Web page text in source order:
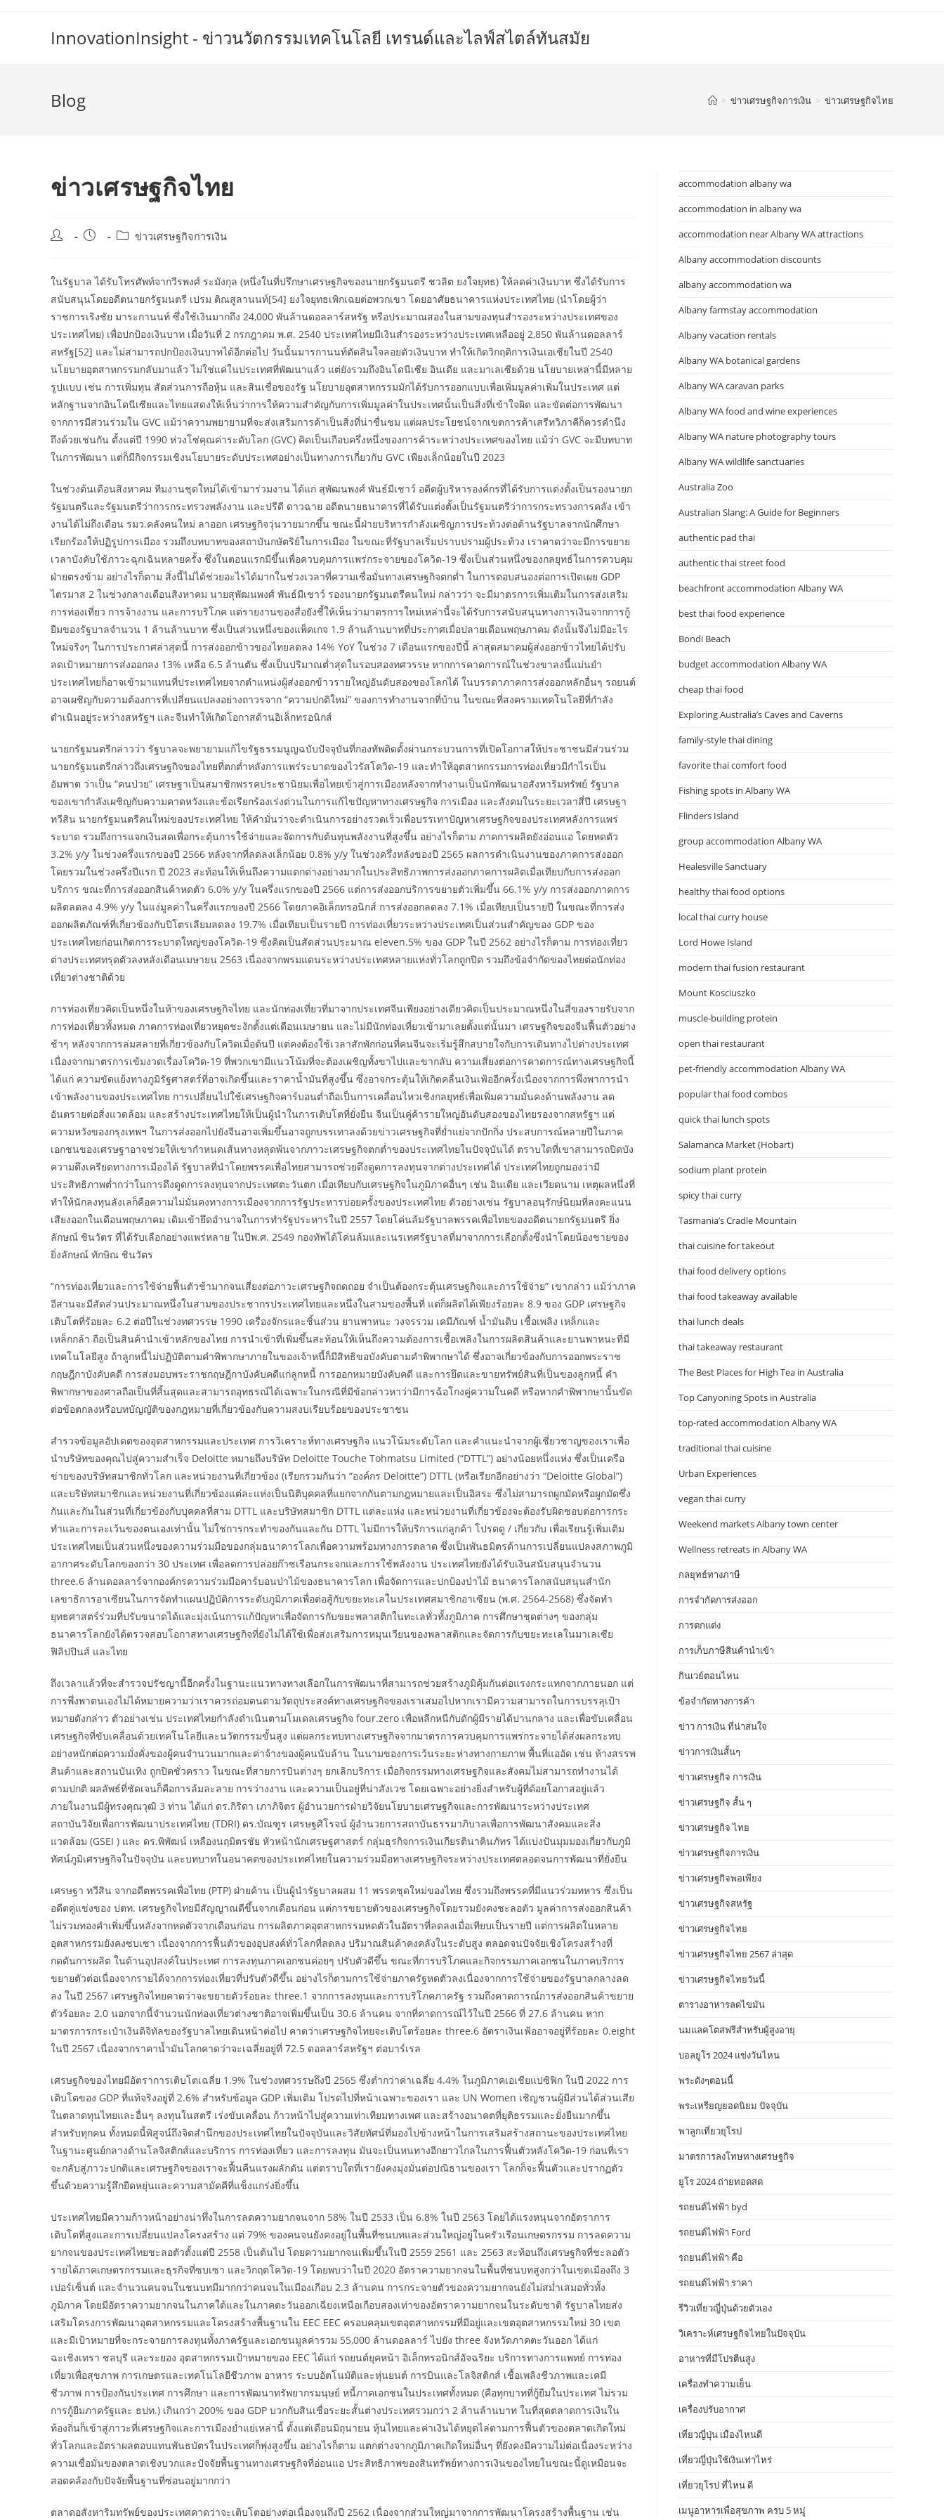
InnovationInsight - ข่าวนวัตกรรมเทคโนโลยี เทรนด์และไลฟ์สไตล์ทันสมัย
Blog > ข่าวเศรษฐกิจการเงิน > ข่าวเศรษฐกิจไทย
ข่าวเศรษฐกิจไทย
Post
Post
Postข่าวเศรษฐกิจการเงิน
ในรัฐบาล ได้รับโทรศัพท์จากวีรพงศ์ ระมังกุล (หนึ่งในที่ปรึกษาเศรษฐกิจของนายกรัฐมนตรี ชวลิต ยงใจยุทธ) ให้ลดค่าเงินบาท ซึ่งได้รับการ
สนับสนุนโดยอดีตนายกรัฐมนตรี เปรม ติณสูลานนท์[54] ยงใจยุทธเพิกเฉยต่อพวกเขา โดยอาศัยธนาคารแห่งประเทศไทย (นำโดยผู้ว่า
ราชการเริงชัย มาระกานนท์ ซึ่งใช้เงินมากถึง 24,000 พันล้านดอลลาร์สหรัฐ หรือประมาณสองในสามของทุนสำรองระหว่างประเทศของ
ประเทศไทย) เพื่อปกป้องเงินบาท เมื่อวันที่ 2 กรกฎาคม พ.ศ. 2540 ประเทศไทยมีเงินสำรองระหว่างประเทศเหลืออยู่ 2,850 พันล้านดอลลาร์
สหรัฐ[52] และไม่สามารถปกป้องเงินบาทได้อีกต่อไป วันนั้นมารกานนท์ตัดสินใจลอยตัวเงินบาท ทำให้เกิดวิกฤติการเงินเอเชียในปี 2540
นโยบายอุตสาหกรรมกลับมาแล้ว ไม่ใช่แค่ในประเทศที่พัฒนาแล้ว แต่ยังรวมถึงอินโดนีเซีย อินเดีย และมาเลเซียด้วย นโยบายเหล่านี้มีหลาย
รูปแบบ เช่น การเพิ่มทุน สัดส่วนการถือหุ้น และสินเชื่อของรัฐ นโยบายอุตสาหกรรมมักได้รับการออกแบบเพื่อเพิ่มมูลค่าเพิ่มในประเทศ แต่
หลักฐานจากอินโดนีเซียและไทยแสดงให้เห็นว่าการให้ความสำคัญกับการเพิ่มมูลค่าในประเทศนั้นเป็นสิ่งที่เข้าใจผิด และขัดต่อการพัฒนา
จากการมีส่วนร่วมใน GVC แม้ว่าความพยายามที่จะส่งเสริมการค้าเป็นสิ่งที่น่าชื่นชม แต่ผลประโยชน์จากเขตการค้าเสรีทวิภาคีก็ควรคำนึง
ถึงด้วยเช่นกัน ตั้งแต่ปี 1990 ห่วงโซ่คุณค่าระดับโลก (GVC) คิดเป็นเกือบครึ่งหนึ่งของการค้าระหว่างประเทศของไทย แม้ว่า GVC จะมีบทบาท
ในการพัฒนา แต่ก็มีกิจกรรมเชิงนโยบายระดับประเทศอย่างเป็นทางการเกี่ยวกับ GVC เพียงเล็กน้อยในปี 2023
ในช่วงต้นเดือนสิงหาคม ทีมงานชุดใหม่ได้เข้ามาร่วมงาน ได้แก่ สุพัฒนพงศ์ พันธ์มีเชาว์ อดีตผู้บริหารองค์กรที่ได้รับการแต่งตั้งเป็นรองนายก
รัฐมนตรีและรัฐมนตรีว่าการกระทรวงพลังงาน และปรีดี ดาวฉาย อดีตนายธนาคารที่ได้รับแต่งตั้งเป็นรัฐมนตรีว่าการกระทรวงการคลัง เข้า
งานได้ไม่ถึงเดือน รมว.คลังคนใหม่ ลาออก เศรษฐกิจวุ่นวายมากขึ้น ขณะนี้ฝ่ายบริหารกำลังเผชิญการประท้วงต่อต้านรัฐบาลจากนักศึกษา
เรียกร้องให้ปฏิรูปการเมือง รวมถึงบทบาทของสถาบันกษัตริย์ในการเมือง ในขณะที่รัฐบาลเริ่มปราบปรามผู้ประท้วง เราคาดว่าจะมีการขยาย
เวลาบังคับใช้ภาวะฉุกเฉินหลายครั้ง ซึ่งในตอนแรกมีขึ้นเพื่อควบคุมการแพร่กระจายของโควิด-19 ซึ่งเป็นส่วนหนึ่งของกลยุทธ์ในการควบคุม
ฝ่ายตรงข้าม อย่างไรก็ตาม สิ่งนี้ไม่ได้ช่วยอะไรได้มากในช่วงเวลาที่ความเชื่อมั่นทางเศรษฐกิจตกต่ำ ในการตอบสนองต่อการเปิดเผย GDP
ไตรมาส 2 ในช่วงกลางเดือนสิงหาคม นายสุพัฒนพงศ์ พันธ์มีเชาว์ รองนายกรัฐมนตรีคนใหม่ กล่าวว่า จะมีมาตรการเพิ่มเติมในการส่งเสริม
การท่องเที่ยว การจ้างงาน และการบริโภค แต่รายงานของสื่อยังชี้ให้เห็นว่ามาตรการใหม่เหล่านี้จะได้รับการสนับสนุนทางการเงินจากการกู้
ยืมของรัฐบาลจำนวน 1 ล้านล้านบาท ซึ่งเป็นส่วนหนึ่งของแพ็คเกจ 1.9 ล้านล้านบาทที่ประกาศเมื่อปลายเดือนพฤษภาคม ดังนั้นจึงไม่มีอะไร
ใหม่จริงๆ ในการประกาศล่าสุดนี้ การส่งออกข้าวของไทยลดลง 14% YoY ในช่วง 7 เดือนแรกของปีนี้ ล่าสุดสมาคมผู้ส่งออกข้าวไทยได้ปรับ
ลดเป้าหมายการส่งออกลง 13% เหลือ 6.5 ล้านตัน ซึ่งเป็นปริมาณต่ำสุดในรอบสองทศวรรษ หากการคาดการณ์ในช่วงขาลงนี้แม่นยำ
ประเทศไทยก็อาจเข้ามาแทนที่ประเทศไทยจากตำแหน่งผู้ส่งออกข้าวรายใหญ่อันดับสองของโลกได้ ในบรรดาภาคการส่งออกหลักอื่นๆ รถยนต์
อาจเผชิญกับความต้องการที่เปลี่ยนแปลงอย่างถาวรจาก “ความปกติใหม่” ของการทำงานจากที่บ้าน ในขณะที่สงครามเทคโนโลยีที่กำลัง
ดำเนินอยู่ระหว่างสหรัฐฯ และจีนทำให้เกิดโอกาสด้านอิเล็กทรอนิกส์
นายกรัฐมนตรีกล่าวว่า รัฐบาลจะพยายามแก้ไขรัฐธรรมนูญฉบับปัจจุบันที่กองทัพติดตั้งผ่านกระบวนการที่เปิดโอกาสให้ประชาชนมีส่วนร่วม
นายกรัฐมนตรีกล่าวถึงเศรษฐกิจของไทยที่ตกต่ำหลังการแพร่ระบาดของไวรัสโควิด-19 และทำให้อุตสาหกรรมการท่องเที่ยวมีกำไรเป็น
อัมพาต ว่าเป็น “คนป่วย” เศรษฐาเป็นสมาชิกพรรคประชานิยมเพื่อไทยเข้าสู่การเมืองหลังจากทำงานเป็นนักพัฒนาอสังหาริมทรัพย์ รัฐบาล
ของเขากำลังเผชิญกับความคาดหวังและข้อเรียกร้องเร่งด่วนในการแก้ไขปัญหาทางเศรษฐกิจ การเมือง และสังคมในระยะเวลาสี่ปี เศรษฐา
ทวีสิน นายกรัฐมนตรีคนใหม่ของประเทศไทย ให้คำมั่นว่าจะดำเนินการอย่างรวดเร็วเพื่อบรรเทาปัญหาเศรษฐกิจของประเทศหลังการแพร่
ระบาด รวมถึงการแจกเงินสดเพื่อกระตุ้นการใช้จ่ายและจัดการกับต้นทุนพลังงานที่สูงขึ้น อย่างไรก็ตาม ภาคการผลิตยังอ่อนแอ โดยหดตัว
3.2% y/y ในช่วงครึ่งแรกของปี 2566 หลังจากที่ลดลงเล็กน้อย 0.8% y/y ในช่วงครึ่งหลังของปี 2565 ผลการดำเนินงานของภาคการส่งออก
โดยรวมในช่วงครึ่งปีแรก ปี 2023 สะท้อนให้เห็นถึงความแตกต่างอย่างมากในประสิทธิภาพการส่งออกภาคการผลิตเมื่อเทียบกับการส่งออก
บริการ ขณะที่การส่งออกสินค้าหดตัว 6.0% y/y ในครึ่งแรกของปี 2566 แต่การส่งออกบริการขยายตัวเพิ่มขึ้น 66.1% y/y การส่งออกภาคการ
ผลิตลดลง 4.9% y/y ในแง่มูลค่าในครึ่งแรกของปี 2566 โดยภาคอิเล็กทรอนิกส์ การส่งออกลดลง 7.1% เมื่อเทียบเป็นรายปี ในขณะที่การส่ง
ออกผลิตภัณฑ์ที่เกี่ยวข้องกับปิโตรเลียมลดลง 19.7% เมื่อเทียบเป็นรายปี การท่องเที่ยวระหว่างประเทศเป็นส่วนสำคัญของ GDP ของ
ประเทศไทยก่อนเกิดการระบาดใหญ่ของโควิด-19 ซึ่งคิดเป็นสัดส่วนประมาณ eleven.5% ของ GDP ในปี 2562 อย่างไรก็ตาม การท่องเที่ยว
ต่างประเทศทรุดตัวลงหลังเดือนเมษายน 2563 เนื่องจากพรมแดนระหว่างประเทศหลายแห่งทั่วโลกถูกปิด รวมถึงข้อจำกัดของไทยต่อนักท่อง
เที่ยวต่างชาติด้วย
การท่องเที่ยวคิดเป็นหนึ่งในห้าของเศรษฐกิจไทย และนักท่องเที่ยวที่มาจากประเทศจีนเพียงอย่างเดียวคิดเป็นประมาณหนึ่งในสี่ของรายรับจาก
การท่องเที่ยวทั้งหมด ภาคการท่องเที่ยวหยุดชะงักตั้งแต่เดือนเมษายน และไม่มีนักท่องเที่ยวเข้ามาเลยตั้งแต่นั้นมา เศรษฐกิจของจีนฟื้นตัวอย่าง
ช้าๆ หลังจากการล่มสลายที่เกี่ยวข้องกับโควิดเมื่อต้นปี แต่คงต้องใช้เวลาสักพักก่อนที่คนจีนจะเริ่มรู้สึกสบายใจกับการเดินทางไปต่างประเทศ
เนื่องจากมาตรการเข้มงวดเรื่องโควิด-19 ที่พวกเขามีแนวโน้มที่จะต้องเผชิญทั้งขาไปและขากลับ ความเสี่ยงต่อการคาดการณ์ทางเศรษฐกิจนี้
ได้แก่ ความขัดแย้งทางภูมิรัฐศาสตร์ที่อาจเกิดขึ้นและราคาน้ำมันที่สูงขึ้น ซึ่งอาจกระตุ้นให้เกิดคลื่นเงินเฟ้ออีกครั้งเนื่องจากการพึ่งพาการนำ
เข้าพลังงานของประเทศไทย การเปลี่ยนไปใช้เศรษฐกิจคาร์บอนต่ำถือเป็นการเคลื่อนไหวเชิงกลยุทธ์เพื่อเพิ่มความมั่นคงด้านพลังงาน ลด
อันตรายต่อสิ่งแวดล้อม และสร้างประเทศไทยให้เป็นผู้นำในการเติบโตที่ยั่งยืน จีนเป็นคู่ค้ารายใหญ่อันดับสองของไทยรองจากสหรัฐฯ แต่
ความหวังของกรุงเทพฯ ในการส่งออกไปยังจีนอาจเพิ่มขึ้นอาจถูกบรรเทาลงด้วยข่าวเศรษฐกิจที่ย่ำแย่จากปักกิ่ง ประสบการณ์หลายปีในภาค
เอกชนของเศรษฐาอาจช่วยให้เขากำหนดเส้นทางหลุดพ้นจากภาวะเศรษฐกิจตกต่ำของประเทศไทยในปัจจุบันได้ ตราบใดที่เขาสามารถปิดบัง
ความตึงเครียดทางการเมืองได้ รัฐบาลที่นำโดยพรรคเพื่อไทยสามารถช่วยดึงดูดการลงทุนจากต่างประเทศได้ ประเทศไทยถูกมองว่ามี
ประสิทธิภาพต่ำกว่าในการดึงดูดการลงทุนจากประเทศตะวันตก เมื่อเทียบกับเศรษฐกิจในภูมิภาคอื่นๆ เช่น อินเดีย และเวียดนาม เหตุผลหนึ่งที่
ทำให้นักลงทุนลังเลก็คือความไม่มั่นคงทางการเมืองจากการรัฐประหารบ่อยครั้งของประเทศไทย ตัวอย่างเช่น รัฐบาลอนุรักษ์นิยมที่ลงคะแนน
เสียงออกในเดือนพฤษภาคม เดิมเข้ายึดอำนาจในการทำรัฐประหารในปี 2557 โดยโค่นล้มรัฐบาลพรรคเพื่อไทยของอดีตนายกรัฐมนตรี ยิ่ง
ลักษณ์ ชินวัตร ที่ได้รับเลือกอย่างแพร่หลาย ในปีพ.ศ. 2549 กองทัพได้โค่นล้มและเนรเทศรัฐบาลที่มาจากการเลือกตั้งซึ่งนำโดยน้องชายของ
ยิ่งลักษณ์ ทักษิณ ชินวัตร
“การท่องเที่ยวและการใช้จ่ายฟื้นตัวช้ามากจนเสี่ยงต่อภาวะเศรษฐกิจถดถอย จำเป็นต้องกระตุ้นเศรษฐกิจและการใช้จ่าย” เขากล่าว แม้ว่าภาค
อีสานจะมีสัดส่วนประมาณหนึ่งในสามของประชากรประเทศไทยและหนึ่งในสามของพื้นที่ แต่ก็ผลิตได้เพียงร้อยละ 8.9 ของ GDP เศรษฐกิจ
เติบโตที่ร้อยละ 6.2 ต่อปีในช่วงทศวรรษ 1990 เครื่องจักรและชิ้นส่วน ยานพาหนะ วงจรรวม เคมีภัณฑ์ น้ำมันดิบ เชื้อเพลิง เหล็กและ
เหล็กกล้า ถือเป็นสินค้านำเข้าหลักของไทย การนำเข้าที่เพิ่มขึ้นสะท้อนให้เห็นถึงความต้องการเชื้อเพลิงในการผลิตสินค้าและยานพาหนะที่มี
เทคโนโลยีสูง ถ้าลูกหนี้ไม่ปฏิบัติตามคำพิพากษาภายในของเจ้าหนี้ก็มีสิทธิขอบังคับตามคำพิพากษาได้ ซึ่งอาจเกี่ยวข้องกับการออกพระราช
กฤษฎีกาบังคับคดี การส่งมอบพระราชกฤษฎีกาบังคับคดีแก่ลูกหนี้ การออกหมายบังคับคดี และการยึดและขายทรัพย์สินที่เป็นของลูกหนี้ คำ
พิพากษาของศาลถือเป็นที่สิ้นสุดและสามารถอุทธรณ์ได้เฉพาะในกรณีที่มีข้อกล่าวหาว่ามีการฉ้อโกงคู่ความในคดี หรือหากคำพิพากษานั้นขัด
ต่อข้อตกลงหรือบทบัญญัติของกฎหมายที่เกี่ยวข้องกับความสงบเรียบร้อยของประชาชน
สำรวจข้อมูลอัปเดตของอุตสาหกรรมและประเทศ การวิเคราะห์ทางเศรษฐกิจ แนวโน้มระดับโลก และคำแนะนำจากผู้เชี่ยวชาญของเราเพื่อ
นำบริษัทของคุณไปสู่ความสำเร็จ Deloitte หมายถึงบริษัท Deloitte Touche Tohmatsu Limited (“DTTL”) อย่างน้อยหนึ่งแห่ง ซึ่งเป็นเครือ
ข่ายของบริษัทสมาชิกทั่วโลก และหน่วยงานที่เกี่ยวข้อง (เรียกรวมกันว่า “องค์กร Deloitte”) DTTL (หรือเรียกอีกอย่างว่า “Deloitte Global”)
และบริษัทสมาชิกและหน่วยงานที่เกี่ยวข้องแต่ละแห่งเป็นนิติบุคคลที่แยกจากกันตามกฎหมายและเป็นอิสระ ซึ่งไม่สามารถผูกมัดหรือผูกมัดซึ่ง
กันและกันในส่วนที่เกี่ยวข้องกับบุคคลที่สาม DTTL และบริษัทสมาชิก DTTL แต่ละแห่ง และหน่วยงานที่เกี่ยวข้องจะต้องรับผิดชอบต่อการกระ
ทำและการละเว้นของตนเองเท่านั้น ไม่ใช่การกระทำของกันและกัน DTTL ไม่มีการให้บริการแก่ลูกค้า โปรดดู / เกี่ยวกับ เพื่อเรียนรู้เพิ่มเติม
ประเทศไทยเป็นส่วนหนึ่งของความร่วมมือของกลุ่มธนาคารโลกเพื่อความพร้อมทางการตลาด ซึ่งเป็นพันธมิตรด้านการเปลี่ยนแปลงสภาพภูมิ
อากาศระดับโลกของกว่า 30 ประเทศ เพื่อลดการปล่อยก๊าซเรือนกระจกและการใช้พลังงาน ประเทศไทยยังได้รับเงินสนับสนุนจำนวน
three.6 ล้านดอลลาร์จากองค์กรความร่วมมือคาร์บอนป่าไม้ของธนาคารโลก เพื่อจัดการและปกป้องป่าไม้ ธนาคารโลกสนับสนุนสำนัก
เลขาธิการอาเซียนในการจัดทำแผนปฏิบัติการระดับภูมิภาคเพื่อต่อสู้กับขยะทะเลในประเทศสมาชิกอาเซียน (พ.ศ. 2564-2568) ซึ่งจัดทำ
ยุทธศาสตร์ร่วมที่ปรับขนาดได้และมุ่งเน้นการแก้ปัญหาเพื่อจัดการกับขยะพลาสติกในทะเลทั่วทั้งภูมิภาค การศึกษาชุดต่างๆ ของกลุ่ม
ธนาคารโลกยังได้ตรวจสอบโอกาสทางเศรษฐกิจที่ยังไม่ได้ใช้เพื่อส่งเสริมการหมุนเวียนของพลาสติกและจัดการกับขยะทะเลในมาเลเซีย
ฟิลิปปินส์ และไทย
ถึงเวลาแล้วที่จะสำรวจปรัชญานี้อีกครั้งในฐานะแนวทางทางเลือกในการพัฒนาที่สามารถช่วยสร้างภูมิคุ้มกันต่อแรงกระแทกจากภายนอก แต่
การพึ่งพาตนเองไม่ได้หมายความว่าเราควรถ่อมตนตามวัตถุประสงค์ทางเศรษฐกิจของเราเสมอไปหากเรามีความสามารถในการบรรลุเป้า
หมายดังกล่าว ตัวอย่างเช่น ประเทศไทยกำลังดำเนินตามโมเดลเศรษฐกิจ four.zero เพื่อหลีกหนีกับดักผู้มีรายได้ปานกลาง และเพื่อขับเคลื่อน
เศรษฐกิจที่ขับเคลื่อนด้วยเทคโนโลยีและนวัตกรรมขั้นสูง แต่ผลกระทบทางเศรษฐกิจจากมาตรการควบคุมการแพร่กระจายได้ส่งผลกระทบ
อย่างหนักต่อความมั่งคั่งของผู้คนจำนวนมากและค่าจ้างของผู้คนนับล้าน ในนามของการเว้นระยะห่างทางกายภาพ พื้นที่แออัด เช่น ห้างสรรพ
สินค้าและสถานบันเทิง ถูกปิดชั่วคราว ในขณะที่สายการบินต่างๆ ยกเลิกบริการ เมื่อกิจกรรมทางเศรษฐกิจและสังคมไม่สามารถทำงานได้
ตามปกติ ผลลัพธ์ที่ชัดเจนก็คือการล้มละลาย การว่างงาน และความเป็นอยู่ที่น่าสังเวช โดยเฉพาะอย่างยิ่งสำหรับผู้ที่ด้อยโอกาสอยู่แล้ว
ภายในงานมีผู้ทรงคุณวุฒิ 3 ท่าน ได้แก่ ดร.กิริดา เภาภิจิตร ผู้อำนวยการฝ่ายวิจัยนโยบายเศรษฐกิจและการพัฒนาระหว่างประเทศ
สถาบันวิจัยเพื่อการพัฒนาประเทศไทย (TDRI) ดร.บัณฑูร เศรษฐศิโรจน์ ผู้อำนวยการสถาบันธรรมาภิบาลเพื่อการพัฒนาสังคมและสิ่ง
แวดล้อม (GSEI ) และ ดร.พิพัฒน์ เหลืองนฤมิตรชัย หัวหน้านักเศรษฐศาสตร์ กลุ่มธุรกิจการเงินเกียรตินาคินภัทร ได้แบ่งปันมุมมองเกี่ยวกับภูมิ
ทัศน์ภูมิเศรษฐกิจในปัจจุบัน และบทบาทในอนาคตของประเทศไทยในความร่วมมือทางเศรษฐกิจระหว่างประเทศตลอดจนการพัฒนาที่ยั่งยืน
เศรษฐา ทวีสิน จากอดีตพรรคเพื่อไทย (PTP) ฝ่ายค้าน เป็นผู้นำรัฐบาลผสม 11 พรรคชุดใหม่ของไทย ซึ่งรวมถึงพรรคที่มีแนวร่วมทหาร ซึ่งเป็น
อดีตคู่แข่งของ ปตท. เศรษฐกิจไทยมีสัญญาณดีขึ้นจากเดือนก่อน แต่การขยายตัวของเศรษฐกิจโดยรวมยังคงชะลอตัว มูลค่าการส่งออกสินค้า
ไม่รวมทองคำเพิ่มขึ้นหลังจากหดตัวจากเดือนก่อน การผลิตภาคอุตสาหกรรมหดตัวในอัตราที่ลดลงเมื่อเทียบเป็นรายปี แต่การผลิตในหลาย
อุตสาหกรรมยังคงซบเซา เนื่องจากการฟื้นตัวของอุปสงค์ทั่วโลกที่ลดลง ปริมาณสินค้าคงคลังในระดับสูง ตลอดจนปัจจัยเชิงโครงสร้างที่
กดดันการผลิต ในด้านอุปสงค์ในประเทศ การลงทุนภาคเอกชนค่อยๆ ปรับตัวดีขึ้น ขณะที่การบริโภคและกิจกรรมภาคเอกชนในภาคบริการ
ขยายตัวต่อเนื่องจากรายได้จากการท่องเที่ยวที่ปรับตัวดีขึ้น อย่างไรก็ตามการใช้จ่ายภาครัฐหดตัวลงเนื่องจากการใช้จ่ายของรัฐบาลกลางลด
ลง ในปี 2567 เศรษฐกิจไทยคาดว่าจะขยายตัวร้อยละ three.1 จากการลงทุนและการบริโภคภาครัฐ รวมถึงคาดการณ์การส่งออกสินค้าขยาย
ตัวร้อยละ 2.0 นอกจากนี้จำนวนนักท่องเที่ยวต่างชาติอาจเพิ่มขึ้นเป็น 30.6 ล้านคน จากที่คาดการณ์ไว้ในปี 2566 ที่ 27.6 ล้านคน หาก
มาตรการกระเป๋าเงินดิจิทัลของรัฐบาลไทยเดินหน้าต่อไป คาดว่าเศรษฐกิจไทยจะเติบโตร้อยละ three.6 อัตราเงินเฟ้ออาจอยู่ที่ร้อยละ 0.eight
ในปี 2567 เนื่องจากราคาน้ำมันโลกคาดว่าจะเฉลี่ยอยู่ที่ 72.5 ดอลลาร์สหรัฐฯ ต่อบาร์เรล
เศรษฐกิจของไทยมีอัตราการเติบโตเฉลี่ย 1.9% ในช่วงทศวรรษถึงปี 2565 ซึ่งต่ำกว่าค่าเฉลี่ย 4.4% ในภูมิภาคเอเชียแปซิฟิก ในปี 2022 การ
เติบโตของ GDP ที่แท้จริงอยู่ที่ 2.6% สำหรับข้อมูล GDP เพิ่มเติม โปรดไปที่หน้าเฉพาะของเรา และ UN Women เชิญชวนผู้มีส่วนได้ส่วนเสีย
ในตลาดทุนไทยและอื่นๆ ลงทุนในสตรี เร่งขับเคลื่อน ก้าวหน้าไปสู่ความเท่าเทียมทางเพศ และสร้างอนาคตที่ยุติธรรมและยั่งยืนมากขึ้น
สำหรับทุกคน ทั้งหมดนี้พิสูจน์ถึงจิตสำนึกของประเทศไทยในปัจจุบันและวิสัยทัศน์ที่มองไปข้างหน้าในการเสริมสร้างสถานะของประเทศไทย
ในฐานะศูนย์กลางด้านโลจิสติกส์และบริการ การท่องเที่ยว และการลงทุน มันจะเป็นหนทางอีกยาวไกลในการฟื้นตัวหลังโควิด-19 ก่อนที่เรา
จะกลับสู่ภาวะปกติและเศรษฐกิจของเราจะฟื้นคืนแรงผลักดัน แต่ตราบใดที่เรายังคงมุ่งมั่นต่อปณิธานของเรา โลกก็จะฟื้นตัวและปรากฏตัว
ขึ้นด้วยความรู้สึกยืดหยุ่นและความสามัคคีที่แข็งแกร่งยิ่งขึ้น
ประเทศไทยมีความก้าวหน้าอย่างน่าทึ่งในการลดความยากจนจาก 58% ในปี 2533 เป็น 6.8% ในปี 2563 โดยได้แรงหนุนจากอัตราการ
เติบโตที่สูงและการเปลี่ยนแปลงโครงสร้าง แต่ 79% ของคนจนยังคงอยู่ในพื้นที่ชนบทและส่วนใหญ่อยู่ในครัวเรือนเกษตรกรรม การลดความ
ยากจนของประเทศไทยชะลอตัวตั้งแต่ปี 2558 เป็นต้นไป โดยความยากจนเพิ่มขึ้นในปี 2559 2561 และ 2563 สะท้อนถึงเศรษฐกิจที่ชะลอตัว
รายได้ภาคเกษตรกรรมและธุรกิจที่ซบเซา และวิกฤตโควิด-19 โดยพบว่าในปี 2020 อัตราความยากจนในพื้นที่ชนบทสูงกว่าในเขตเมืองถึง 3
เปอร์เซ็นต์ และจำนวนคนจนในชนบทมีมากกว่าคนจนในเมืองเกือบ 2.3 ล้านคน การกระจายตัวของความยากจนยังไม่สม่ำเสมอทั่วทั้ง
ภูมิภาค โดยมีอัตราความยากจนในภาคใต้และในภาคตะวันออกเฉียงเหนือเกือบสองเท่าของอัตราความยากจนในระดับชาติ รัฐบาลไทยส่ง
เสริมโครงการพัฒนาอุตสาหกรรมและโครงสร้างพื้นฐานใน EEC EEC ครอบคลุมเขตอุตสาหกรรมที่มีอยู่และเขตอุตสาหกรรมใหม่ 30 เขต
และมีเป้าหมายที่จะกระจายการลงทุนทั้งภาครัฐและเอกชนมูลค่ารวม 55,000 ล้านดอลลาร์ ไปยัง three จังหวัดภาคตะวันออก ได้แก่
ฉะเชิงเทรา ชลบุรี และระยอง อุตสาหกรรมเป้าหมายของ EEC ได้แก่ รถยนต์ยุคหน้า อิเล็กทรอนิกส์อัจฉริยะ บริการทางการแพทย์ การท่อง
เที่ยวเพื่อสุขภาพ การเกษตรและเทคโนโลยีชีวภาพ อาหาร ระบบอัตโนมัติและหุ่นยนต์ การบินและโลจิสติกส์ เชื้อเพลิงชีวภาพและเคมี
ชีวภาพ การป้องกันประเทศ การศึกษา และการพัฒนาทรัพยากรมนุษย์ หนี้ภาคเอกชนในประเทศทั้งหมด (คือทุกบาทที่กู้ยืมในประเทศ ไม่รวม
การกู้ยืมภาครัฐและ ธปท.) เกินกว่า 200% ของ GDP บวกกับสินเชื่อระยะสั้นต่างประเทศรวมกว่า 2 ล้านล้านบาท ในที่สุดตลาดการเงินใน
ท้องถิ่นก็เข้าสู่ภาวะที่เศรษฐกิจและการเมืองย่ำแย่เหล่านี้ ตั้งแต่เดือนมิถุนายน หุ้นไทยและค่าเงินได้หยุดไล่ตามการฟื้นตัวของตลาดเกิดใหม่
ทั่วโลกและอัตราผลตอบแทนพันธบัตรในประเทศก็พุ่งสูงขึ้น อย่างไรก็ตาม แตกต่างจากภูมิภาคเกิดใหม่อื่นๆ ที่ยังคงมีความไม่ต่อเนื่องระหว่าง
ความเชื่อมั่นของตลาดเชิงบวกและปัจจัยพื้นฐานทางเศรษฐกิจที่อ่อนแอ ประสิทธิภาพของสินทรัพย์ทางการเงินของไทยในขณะนี้ดูเหมือนจะ
สอดคล้องกับปัจจัยพื้นฐานที่ซ่อนอยู่มากกว่า
ตลาดอสังหาริมทรัพย์ของประเทศคาดว่าจะเติบโตอย่างต่อเนื่องจนถึงปี 2562 เนื่องจากส่วนใหญ่มาจากการพัฒนาโครงสร้างพื้นฐาน เช่น
accommodation albany wa
accommodation in albany wa
accommodation near Albany WA attractions
Albany accommodation discounts
albany accommodation wa
Albany farmstay accommodation
Albany vacation rentals
Albany WA botanical gardens
Albany WA caravan parks
Albany WA food and wine experiences
Albany WA nature photography tours
Albany WA wildlife sanctuaries
Australia Zoo
Australian Slang: A Guide for Beginners
authentic pad thai
authentic thai street food
beachfront accommodation Albany WA
best thai food experience
Bondi Beach
budget accommodation Albany WA
cheap thai food
Exploring Australia’s Caves and Caverns
family-style thai dining
favorite thai comfort food
Fishing spots in Albany WA
Flinders Island
group accommodation Albany WA
Healesville Sanctuary
healthy thai food options
local thai curry house
Lord Howe Island
modern thai fusion restaurant
Mount Kosciuszko
muscle-building protein
open thai restaurant
pet-friendly accommodation Albany WA
popular thai food combos
quick thai lunch spots
Salamanca Market (Hobart)
sodium plant protein
spicy thai curry
Tasmania’s Cradle Mountain
thai cuisine for takeout
thai food delivery options
thai food takeaway available
thai lunch deals
thai takeaway restaurant
The Best Places for High Tea in Australia
Top Canyoning Spots in Australia
top-rated accommodation Albany WA
traditional thai cuisine
Urban Experiences
vegan thai curry
Weekend markets Albany town center
Wellness retreats in Albany WA
กลยุทธ์ทางภาษี
การจำกัดการส่งออก
การตกแต่ง
การเก็บภาษีสินค้านำเข้า
กินเวย์ตอนไหน
ข้อจำกัดทางการค้า
ข่าว การเงิน ที่น่าสนใจ
ข่าวการเงินสั้นๆ
ข่าวเศรษฐกิจ การเงิน
ข่าวเศรษฐกิจ สั้น ๆ
ข่าวเศรษฐกิจ ไทย
ข่าวเศรษฐกิจการเงิน
ข่าวเศรษฐกิจพอเพียง
ข่าวเศรษฐกิจสหรัฐ
ข่าวเศรษฐกิจไทย
ข่าวเศรษฐกิจไทย 2567 ล่าสุด
ข่าวเศรษฐกิจไทยวันนี้
ตารางอาหารลดไขมัน
นมแลคโตสฟรีสำหรับผู้สูงอายุ
บอลยูโร 2024 แข่งวันไหน
พระดังๆตอนนี้
พระเหรียญยอดนิยม ปัจจุบัน
พาลูกเที่ยวยุโรป
มาตรการลงโทษทางเศรษฐกิจ
ยูโร 2024 ถ่ายทอดสด
รถยนต์ไฟฟ้า byd
รถยนต์ไฟฟ้า Ford
รถยนต์ไฟฟ้า คือ
รถยนต์ไฟฟ้า ราคา
รีวิวเที่ยวญี่ปุ่นด้วยตัวเอง
วิเคราะห์เศรษฐกิจไทยในปัจจุบัน
อาหารที่มีโปรตีนสูง
เครื่องทำความเย็น
เครื่องปรับอากาศ
เที่ยวญี่ปุ่น เมืองไหนดี
เที่ยวญี่ปุ่นใช้เงินเท่าไหร่
เที่ยวยุโรป ที่ไหน ดี
เมนูอาหารเพื่อสุขภาพ ครบ 5 หมู่